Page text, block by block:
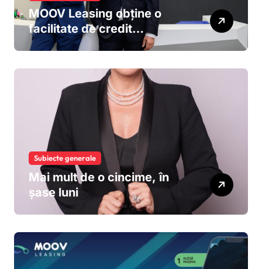
MOOV Leasing obține o
facilitate de credit
sindicalizat de 187 milioane
dezvoltării și extinderea
leasingului operațional în
România
Subiecte generale
Mai mult de o cincime, în
șase luni